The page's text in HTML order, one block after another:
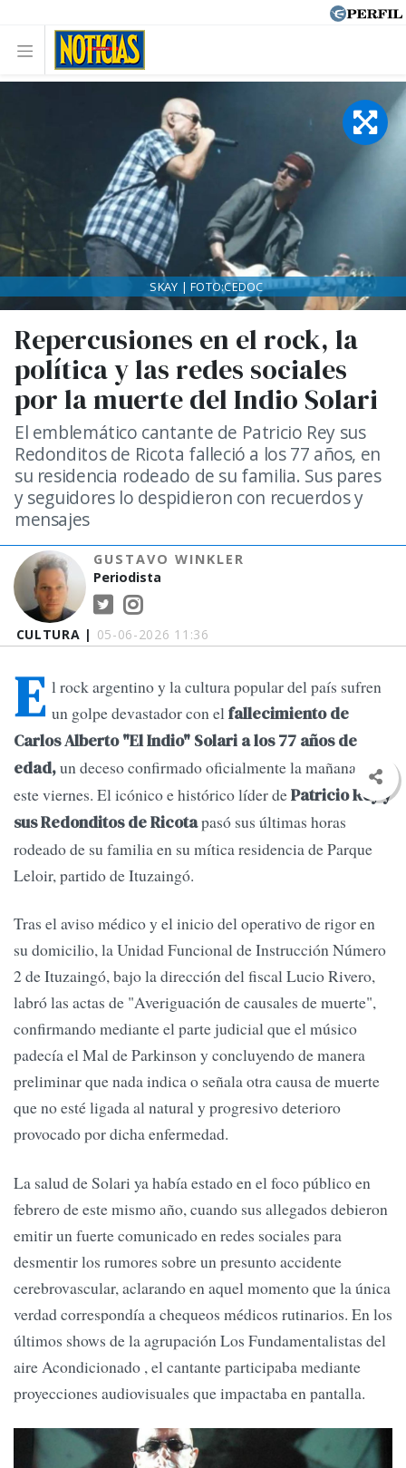
CULTURA | 05-06-2026 11:36
Repercusiones en el rock, la
política y las redes sociales
por la muerte del Indio Solari
El emblemático cantante de Patricio Rey sus
Redonditos de Ricota falleció a los 77 años, en
su residencia rodeado de su familia. Sus pares
y seguidores lo despidieron con recuerdos y
mensajes
GUSTAVO WINKLER
Periodista
SKAY | FOTO:CEDOC
E l rock argentino y la cultura popular del país sufren
un golpe devastador con elfallecimiento de
Carlos Alberto "El Indio" Solari a los 77 años de
edad,un deceso confirmado oficialmente la mañana de
este viernes. El icónico e histórico líder dePatricio Rey y
sus Redonditos de Ricotapasó sus últimas horas
rodeado de su familia en su mítica residencia de Parque
Leloir, partido de Ituzaingó.
Tras el aviso médico y el inicio del operativo de rigor en
su domicilio, la Unidad Funcional de Instrucción Número
2 de Ituzaingó, bajo la dirección del fiscal Lucio Rivero,
labró las actas de "Averiguación de causales de muerte",
confirmando mediante el parte judicial que el músico
padecía el Mal de Parkinson y concluyendo de manera
preliminar que nada indica o señala otra causa de muerte
que no esté ligada al natural y progresivo deterioro
provocado por dicha enfermedad.
La salud de Solari ya había estado en el foco público en
febrero de este mismo año, cuando sus allegados debieron
emitir un fuerte comunicado en redes sociales para
desmentir los rumores sobre un presunto accidente
cerebrovascular, aclarando en aquel momento que la única
verdad correspondía a chequeos médicos rutinarios. En los
últimos shows de la agrupación Los Fundamentalistas del
aire Acondicionado , el cantante participaba mediante
proyecciones audiovisuales que impactaba en pantalla.